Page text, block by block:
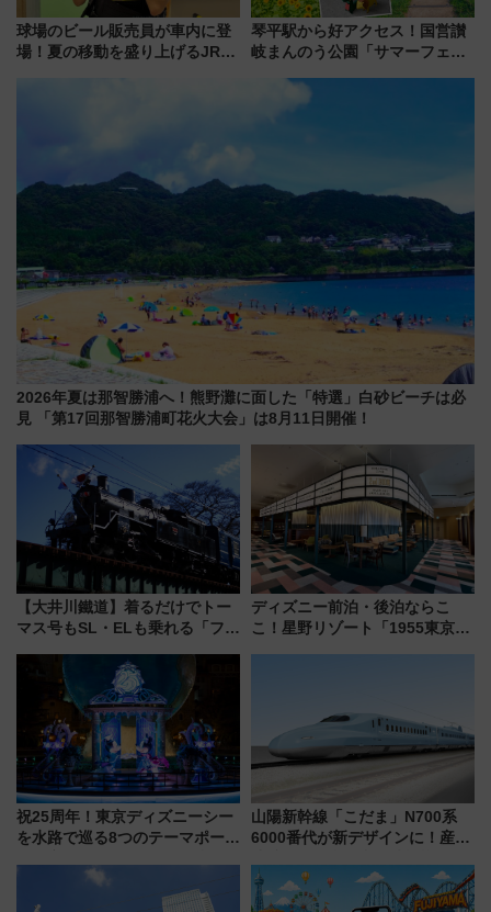
球場のビール販売員が車内に登
場！夏の移動を盛り上げるJR九
琴平駅から好アクセス！国営讃
岐まんのう公園「サマーフェス
2026年夏は那智勝浦へ！熊野灘に面した「特選」白砂ビーチは必
見 「第17回那智勝浦町花火大会」は8月11日開催！
【大井川鐵道】着るだけでトー
マス号もSL・ELも乗れる「フリ
受注販売
ディズニー前泊・後泊ならこ
こ！星野リゾート「1955東京ベ
祝25周年！東京ディズニーシー
を水路で巡る8つのテーマポート
山陽新幹線「こだま」N700系
6000番代が新デザインに！産学
用は今冬から